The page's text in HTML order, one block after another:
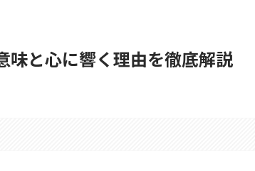
味と心に響く理由を徹底解説